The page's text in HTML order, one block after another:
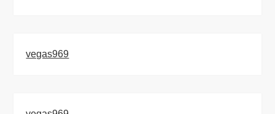
vegas969